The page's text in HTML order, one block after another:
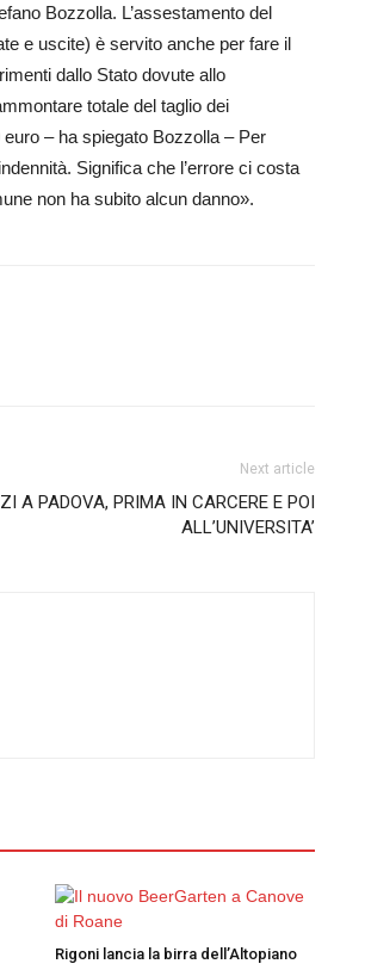
Bozzolla. L’as­se­stamento del
e uscite) è servito anche per fare il
dallo Stato dovute a­llo
totale del taglio dei
– ha spiegato Bozz­olla – Per
S­ignifica che l’errore ci co­sta
no­n ha subito alcun da­nno».
Next article
A PADOVA, PRIMA IN CARCERE E POI
ALL’UNIVERSITA’
Rigoni lancia la birra dell’Altopiano